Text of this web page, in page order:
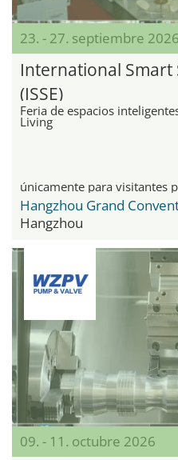
23. - 27. septiembre 2026
International Smart
(ISSE)
Feria de espacios
Living
únicamente para visitantes
Hangzhou
09. - 11. octubre 2026